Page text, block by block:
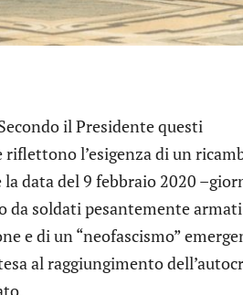
il Presidente questi
l’esigenza di un
data del 9 febbraio 2020
da soldati pesantemente armati
e di un “neofascismo”
al raggiungimento